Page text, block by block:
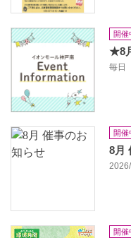
開催
★8
毎日
開催
8月
開催